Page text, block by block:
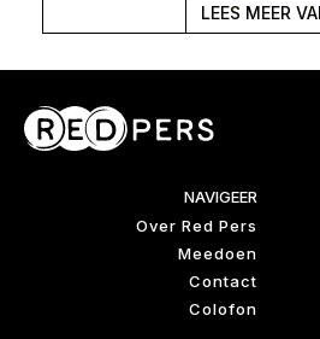
LEES MEER
NAVIGEER
Over Red Pers
Meedoen
Contact
Colofon